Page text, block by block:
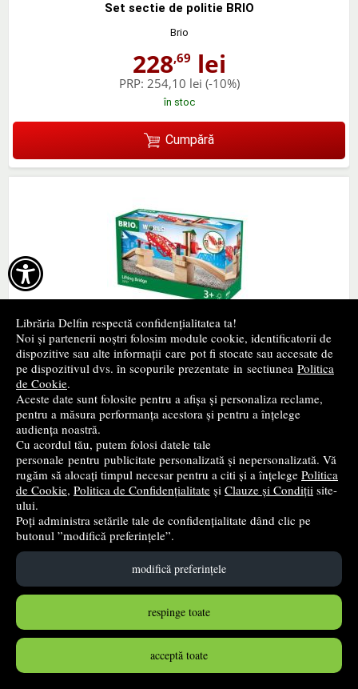

Librăria Delfin respectă confidențialitatea ta!
Noi și partenerii noștri folosim module cookie, identificatorii de
dispozitive sau alte informații care pot fi stocate sau accesate de
pe dispozitivul dvs. în scopurile prezentate in sectiunea Politica
de Cookie.
Aceste date sunt folosite pentru a afișa și personaliza reclame,
pentru a măsura performanța acestora și pentru a înțelege
audiența noastră.
Cu acordul tău, putem folosi datele tale
personale pentru publicitate personalizată și nepersonalizată. Vă
rugăm să alocați timpul necesar pentru a citi și a înțelege Politica
de Cookie, Politica de Confidențialitate și Clauze și Condiții site-
ului.
Poți administra setările tale de confidențialitate dând clic pe
butonul ”modifică preferințele”.
modifică preferințele
respinge toate
acceptă toate
Set sectie de politie BRIO
Brio
228,69 lei
PRP: 254,10 lei (-10%)
în stoc
Cumpără
Pod mobil pentru trenulete BRIO
192,09lei
în stoc
Cumpără